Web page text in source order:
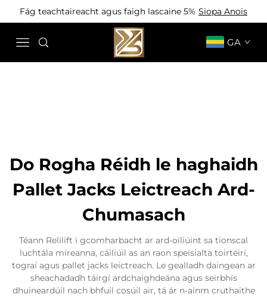
Fág teachtaireacht agus faigh lascaine 5% Siopa Anois
GA
Do Rogha Réidh le haghaidh
Pallet Jacks Leictreach Ard-
Chumasach
Téann Relilift i gcomharbacht ar ard-oiliúint sa tionscal
luchtála míreanna, cáiliúil as an raon speisialta toirtéirí,
tograí agus pallet jacks leictreach. Le gealladh daingean ar
sheachadadh táirgí ardchaighdeána agus seirbhís
dhuineardúil nach bhfuil cosúil air, tá ár n-ainm cruthaithe